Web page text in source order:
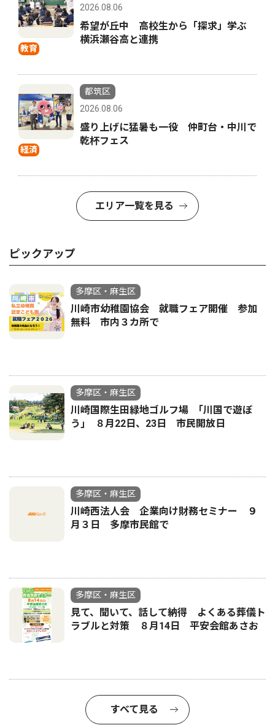
教育
2026.08.06
希望が丘中 高校生から「探求」学ぶ
横浜瀬谷高と連携
経済
都筑区
2026.08.06
盛り上げに猛暑も一役 仲町台・中川で
乾杯フェス
エリア一覧を見る
ピックアップ
多摩区・麻生区
川崎市幼稚園協会 就職フェア開催 参加
無料 市内３カ所で
多摩区・麻生区
川崎国際生田緑地ゴルフ場 ｢川国で遊ぼ
う｣ ８月22日、23日 市民開放日
多摩区・麻生区
川崎西法人会 企業向け財務セミナー ９
月３日 多摩市民館で
多摩区・麻生区
見て、聞いて、話して納得 よくある葬儀ト
ラブルと対策 ８月14日 平安会館あさお
すべて見る